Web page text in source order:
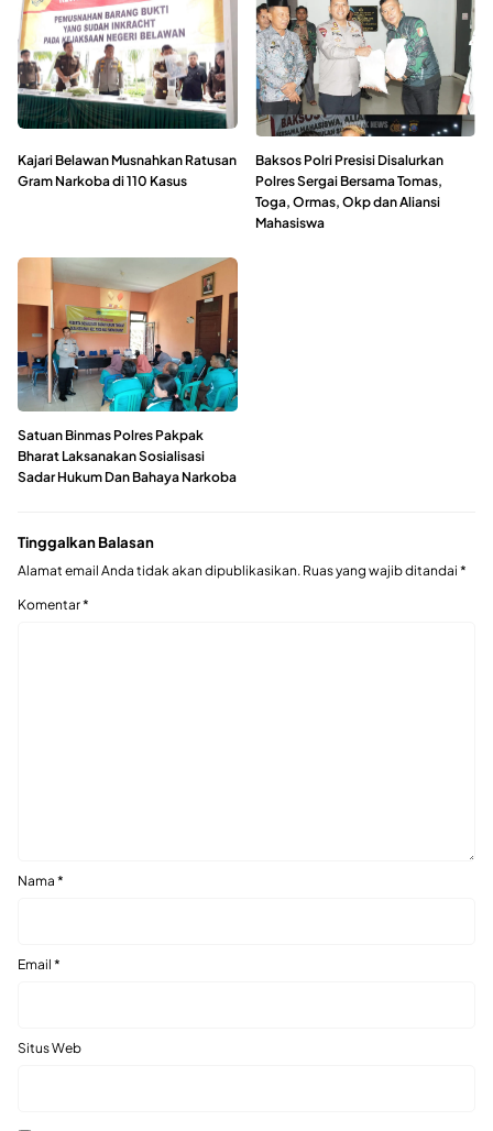
Kajari Belawan Musnahkan Ratusan
Gram Narkoba di 110 Kasus
Baksos Polri Presisi Disalurkan
Polres Sergai Bersama Tomas,
Toga, Ormas, Okp dan Aliansi
Mahasiswa
Satuan Binmas Polres Pakpak
Bharat Laksanakan Sosialisasi
Sadar Hukum Dan Bahaya Narkoba
Tinggalkan Balasan
Alamat email Anda tidak akan dipublikasikan. Ruas yang wajib ditandai *
Komentar*
Nama *
Email *
Situs Web